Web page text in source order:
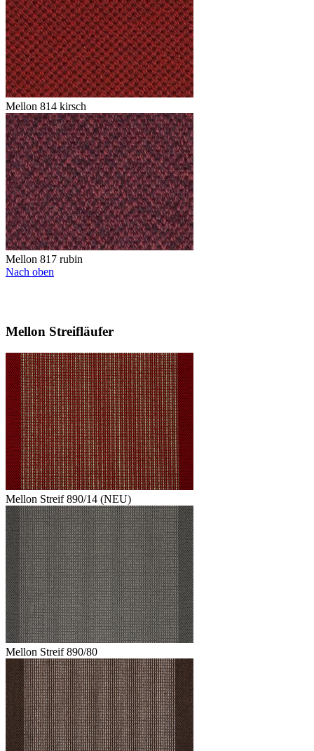
Mellon 814 kirsch
Mellon 817 rubin
Nach oben
Mellon Streifläufer
Mellon Streif 890/14 (NEU)
Mellon Streif 890/80